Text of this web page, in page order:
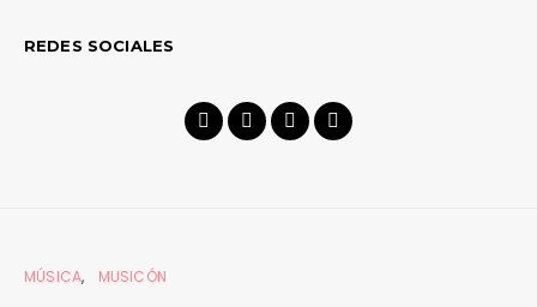
REDES SOCIALES
MÚSICA MUSICÓN